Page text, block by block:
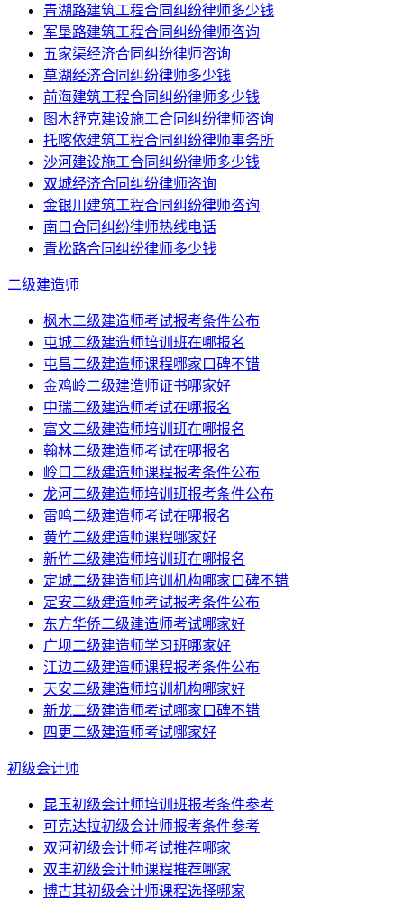
青湖路建筑工程合同纠纷律师多少钱
军垦路建筑工程合同纠纷律师咨询
五家渠经济合同纠纷律师咨询
草湖经济合同纠纷律师多少钱
前海建筑工程合同纠纷律师多少钱
图木舒克建设施工合同纠纷律师咨询
托喀依建筑工程合同纠纷律师事务所
沙河建设施工合同纠纷律师多少钱
双城经济合同纠纷律师咨询
金银川建筑工程合同纠纷律师咨询
南口合同纠纷律师热线电话
青松路合同纠纷律师多少钱
二级建造师
枫木二级建造师考试报考条件公布
屯城二级建造师培训班在哪报名
屯昌二级建造师课程哪家口碑不错
金鸡岭二级建造师证书哪家好
中瑞二级建造师考试在哪报名
富文二级建造师培训班在哪报名
翰林二级建造师考试在哪报名
岭口二级建造师课程报考条件公布
龙河二级建造师培训班报考条件公布
雷鸣二级建造师考试在哪报名
黄竹二级建造师课程哪家好
新竹二级建造师培训班在哪报名
定城二级建造师培训机构哪家口碑不错
定安二级建造师考试报考条件公布
东方华侨二级建造师考试哪家好
广坝二级建造师学习班哪家好
江边二级建造师课程报考条件公布
天安二级建造师培训机构哪家好
新龙二级建造师考试哪家口碑不错
四更二级建造师考试哪家好
初级会计师
昆玉初级会计师培训班报考条件参考
可克达拉初级会计师报考条件参考
双河初级会计师考试推荐哪家
双丰初级会计师课程推荐哪家
博古其初级会计师课程选择哪家